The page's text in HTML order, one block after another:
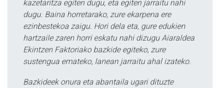
kazetaritza egiten dugu, eta egiten jarraitu nahi
dugu. Baina horretarako, zure ekarpena ere
ezinbestekoa zaigu. Hori dela eta, gure edukien
hartzaile zaren horri eskatu nahi dizugu Aiaraldea
Ekintzen Faktoriako bazkide egiteko, zure
sustengua emateko, lanean jarraitu ahal izateko.
Bazkideek onura eta abantaila ugari dituzte